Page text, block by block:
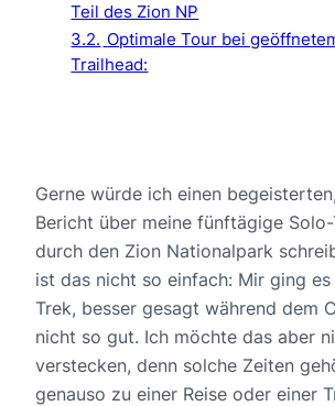
Teil des Zion NP
3.2. Optimale Tour bei
Trailhead:
Gerne würde ich einen
Bericht über meine fünftägige
durch den Zion Nationalpark
ist das nicht so einfach: Mir ging
Trek, besser gesagt während dem
nicht so gut. Ich möchte das aber
verstecken, denn solche Zeiten
genauso zu einer Reise oder einer